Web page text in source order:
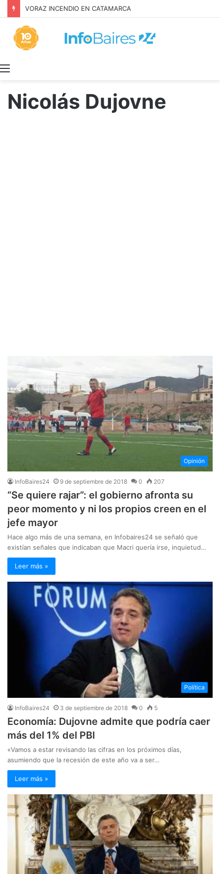
Inquilinos alertan por la Ley de Propiedad Privada
Nicolás Dujovne
Opinión
InfoBaires24 9 de septiembre de 2018 0 207
“Se quiere rajar”: el gobierno afronta su
peor momento y ni los propios creen en el
jefe mayor
Hace algo más de una semana, en Infobaires24 se señaló que
existían señales que indicaban que Macri quería irse, inquietud…
Leer más »
Política
InfoBaires24 3 de septiembre de 2018 0 5
Economía: Dujovne admite que podría caer
más del 1% del PBI
«Vamos a estar revisando las cifras en los próximos días,
asumiendo que la recesión de este año va a ser…
Leer más »